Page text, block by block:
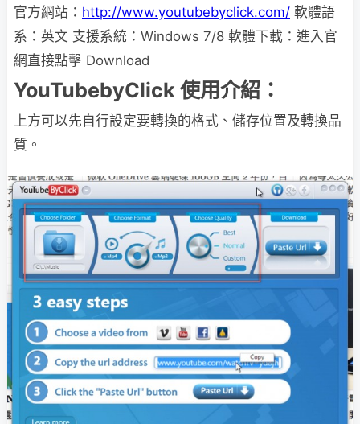
官方網站： http://www.youtubebyclick.com/ 軟體語
系：英文 支援系統：Windows 7/8 軟體下載：進入官
網直接點擊 Download
YouTubebyClick 使用介紹：
上方可以先自行設定要轉換的格式、儲存位置及轉換品
質。